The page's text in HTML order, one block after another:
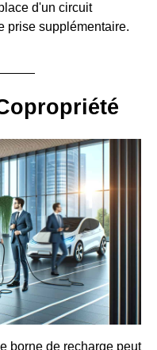
d'un circuit
prise supplémentaire.
borne de recharge peut